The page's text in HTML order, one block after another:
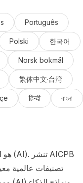
Português
Polski 한국어
Norsk bokmål
繁体中文·台湾
हिन्दी বাংলা
تصنيفات عالمية